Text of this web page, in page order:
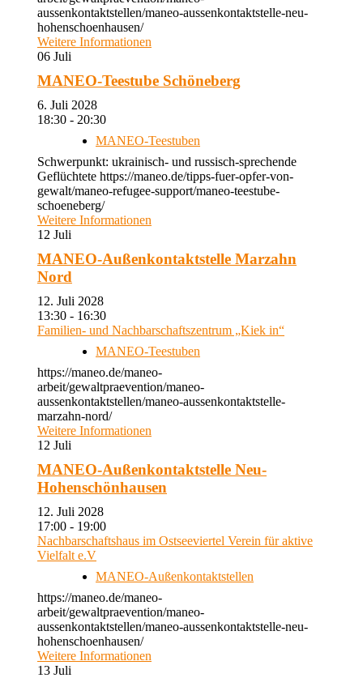
aussenkontaktstellen/maneo-aussenkontaktstelle-neu-
hohenschoenhausen/
Weitere Informationen
06 Juli
MANEO-Teestube Schöneberg
6. Juli 2028
18:30 - 20:30
MANEO-Teestuben
Schwerpunkt: ukrainisch- und russisch-sprechende
Geflüchtete https://maneo.de/tipps-fuer-opfer-von-
gewalt/maneo-refugee-support/maneo-teestube-
schoeneberg/
Weitere Informationen
12 Juli
MANEO-Außenkontaktstelle Marzahn
Nord
12. Juli 2028
13:30 - 16:30
Familien- und Nachbarschaftszentrum „Kiek in“
MANEO-Teestuben
https://maneo.de/maneo-
arbeit/gewaltpraevention/maneo-
aussenkontaktstellen/maneo-aussenkontaktstelle-
marzahn-nord/
Weitere Informationen
12 Juli
MANEO-Außenkontaktstelle Neu-
Hohenschönhausen
12. Juli 2028
17:00 - 19:00
Nachbarschaftshaus im Ostseeviertel Verein für aktive
Vielfalt e.V
MANEO-Außenkontaktstellen
https://maneo.de/maneo-
arbeit/gewaltpraevention/maneo-
aussenkontaktstellen/maneo-aussenkontaktstelle-neu-
hohenschoenhausen/
Weitere Informationen
13 Juli